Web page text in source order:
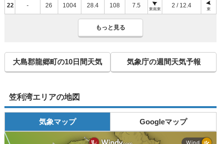
22 - 26 1004 28.4 108 7.5
東南東
2 / 12.4
東
もっと見る
大島郡龍郷町の10日間天気 気象庁の週間天気予報
笠利湾エリアの地図
気象マップ Googleマップ